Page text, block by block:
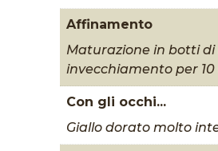
Affinamento
Maturazione in botti di
invecchiamento per 10
Con gli occhi...
Giallo dorato molto